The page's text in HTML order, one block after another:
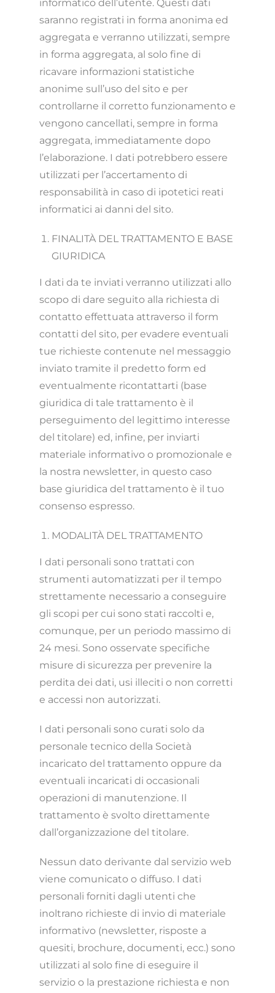
informatico dell’utente. Questi dati
saranno registrati in forma anonima ed
aggregata e verranno utilizzati, sempre
in forma aggregata, al solo fine di
ricavare informazioni statistiche
anonime sull’uso del sito e per
controllarne il corretto funzionamento e
vengono cancellati, sempre in forma
aggregata, immediatamente dopo
l’elaborazione. I dati potrebbero essere
utilizzati per l’accertamento di
responsabilità in caso di ipotetici reati
informatici ai danni del sito.
FINALITÀ DEL TRATTAMENTO E BASE
GIURIDICA
I dati da te inviati verranno utilizzati allo
scopo di dare seguito alla richiesta di
contatto effettuata attraverso il form
contatti del sito, per evadere eventuali
tue richieste contenute nel messaggio
inviato tramite il predetto form ed
eventualmente ricontattarti (base
giuridica di tale trattamento è il
perseguimento del legittimo interesse
del titolare) ed, infine, per inviarti
materiale informativo o promozionale e
la nostra newsletter, in questo caso
base giuridica del trattamento è il tuo
consenso espresso.
MODALITÀ DEL TRATTAMENTO
I dati personali sono trattati con
strumenti automatizzati per il tempo
strettamente necessario a conseguire
gli scopi per cui sono stati raccolti e,
comunque, per un periodo massimo di
24 mesi. Sono osservate specifiche
misure di sicurezza per prevenire la
perdita dei dati, usi illeciti o non corretti
e accessi non autorizzati.
I dati personali sono curati solo da
personale tecnico della Società
incaricato del trattamento oppure da
eventuali incaricati di occasionali
operazioni di manutenzione. Il
trattamento è svolto direttamente
dall’organizzazione del titolare.
Nessun dato derivante dal servizio web
viene comunicato o diffuso. I dati
personali forniti dagli utenti che
inoltrano richieste di invio di materiale
informativo (newsletter, risposte a
quesiti, brochure, documenti, ecc.) sono
utilizzati al solo fine di eseguire il
servizio o la prestazione richiesta e non